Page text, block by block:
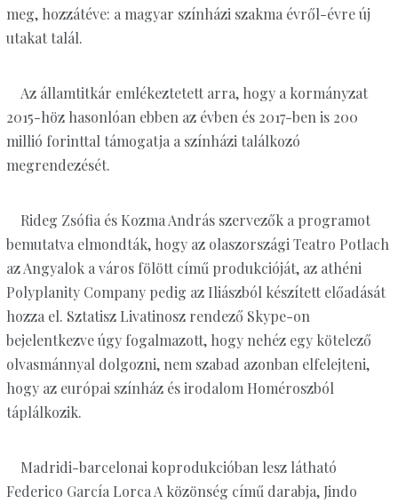
meg, hozzátéve: a magyar színházi szakma évről-évre új
utakat talál.
Az államtitkár emlékeztetett arra, hogy a kormányzat
2015-höz hasonlóan ebben az évben és 2017-ben is 200
millió forinttal támogatja a színházi találkozó
megrendezését.
Rideg Zsófia és Kozma András szervezők a programot
bemutatva elmondták, hogy az olaszországi Teatro Potlach
az Angyalok a város fölött című produkcióját, az athéni
Polyplanity Company pedig az Iliászból készített előadását
hozza el. Sztatisz Livatinosz rendező Skype-on
bejelentkezve úgy fogalmazott, hogy nehéz egy kötelező
olvasmánnyal dolgozni, nem szabad azonban elfelejteni,
hogy az európai színház és irodalom Homéroszból
táplálkozik.
Madridi-barcelonai koprodukcióban lesz látható
Federico García Lorca A közönség című darabja, Jindo